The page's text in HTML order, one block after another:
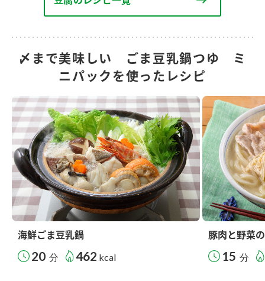
〆まで美味しい ごま豆乳鍋つゆ ミ
ニパックを使ったレシピ
海鮮ごま豆乳鍋
20 分 462 kcal
豚肉と野菜
15 分